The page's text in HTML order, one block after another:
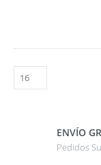
ENVÍO
Pedidos